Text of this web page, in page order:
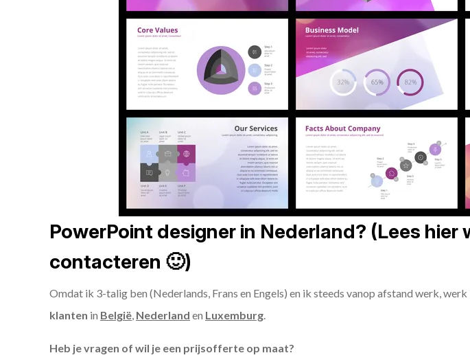
PowerPoint designer in Nederland? (Lees hier
contacteren 🙂)
Omdat ik 3-talig ben (Nederlands, Frans en Engels) en ik steeds vanop afstand werk, werk
klanten in België, Nederland en Luxemburg.
Heb je vragen of wil je een prijsofferte op maat?